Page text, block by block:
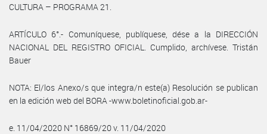
CULTURA – PROGRAMA 21.
ARTÍCULO 6°.- Comuníquese, publíquese, dése a la DIRECCIÓN
NACIONAL DEL REGISTRO OFICIAL. Cumplido, archívese. Tristán
Bauer
NOTA: El/los Anexo/s que integra/n este(a) Resolución se publican
en la edición web del BORA -www.boletinoficial.gob.ar-
e. 11/04/2020 N° 16869/20 v. 11/04/2020